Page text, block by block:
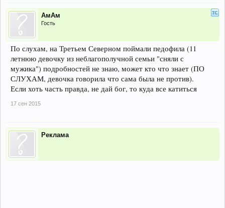
АмАм
Гость
По слухам, на Третьем Северном поймали педофила (11
летнюю девочку из неблагополучной семьи "сняли с
мужика") подробностей не знаю, может кто что знает (ПО
СЛУХАМ, девочка говорила что сама была не против).
Если хоть часть правда, не дай бог, то куда все катиться
17 сен 2015
Реклама